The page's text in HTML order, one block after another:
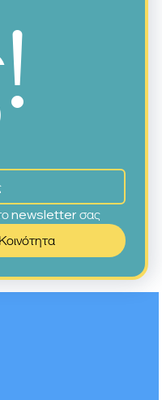
newsletter σας